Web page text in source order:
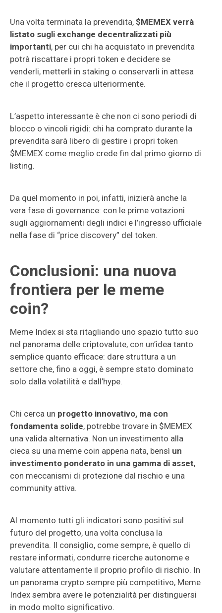
Una volta terminata la prevendita, $MEMEX verrà
listato sugli exchange decentralizzati più
importanti, per cui chi ha acquistato in prevendita
potrà riscattare i propri token e decidere se
venderli, metterli in staking o conservarli in attesa
che il progetto cresca ulteriormente.
L’aspetto interessante è che non ci sono periodi di
blocco o vincoli rigidi: chi ha comprato durante la
prevendita sarà libero di gestire i propri token
$MEMEX come meglio crede fin dal primo giorno di
listing.
Da quel momento in poi, infatti, inizierà anche la
vera fase di governance: con le prime votazioni
sugli aggiornamenti degli indici e l’ingresso ufficiale
nella fase di “price discovery” del token.
Conclusioni: una nuova
frontiera per le meme
coin?
Meme Index si sta ritagliando uno spazio tutto suo
nel panorama delle criptovalute, con un’idea tanto
semplice quanto efficace: dare struttura a un
settore che, fino a oggi, è sempre stato dominato
solo dalla volatilità e dall’hype.
Chi cerca un progetto innovativo, ma con
fondamenta solide, potrebbe trovare in $MEMEX
una valida alternativa. Non un investimento alla
cieca su una meme coin appena nata, bensì un
investimento ponderato in una gamma di asset,
con meccanismi di protezione dal rischio e una
community attiva.
Al momento tutti gli indicatori sono positivi sul
futuro del progetto, una volta conclusa la
prevendita. Il consiglio, come sempre, è quello di
restare informati, condurre ricerche autonome e
valutare attentamente il proprio profilo di rischio. In
un panorama crypto sempre più competitivo, Meme
Index sembra avere le potenzialità per distinguersi
in modo molto significativo.